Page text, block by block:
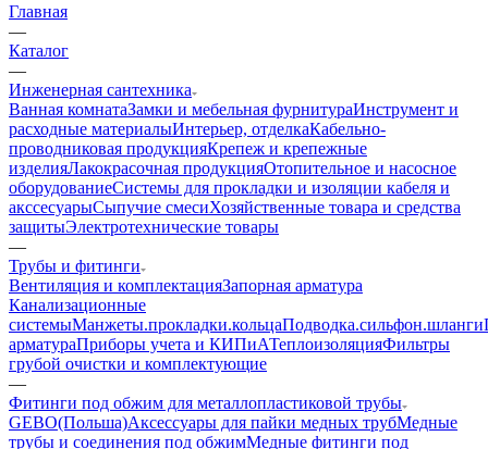
Главная
—
Каталог
—
Инженерная сантехника
Ванная комнатаЗамки и мебельная фурнитураИнструмент и
расходные материалыИнтерьер, отделкаКабельно-
проводниковая продукцияКрепеж и крепежные
изделияЛакокрасочная продукцияОтопительное и насосное
оборудованиеСистемы для прокладки и изоляции кабеля и
акссесуарыСыпучие смесиХозяйственные товара и средства
защитыЭлектротехнические товары
—
Трубы и фитинги
Вентиляция и комплектацияЗапорная арматура
Канализационные
системыМанжеты.прокладки.кольцаПодводка.сильфон.шланги
арматураПриборы учета и КИПиАТеплоизоляцияФильтры
грубой очистки и комплектующие
—
Фитинги под обжим для металлопластиковой трубы
GEBO(Польша)Аксессуары для пайки медных трубМедные
трубы и соединения под обжимМедные фитинги под